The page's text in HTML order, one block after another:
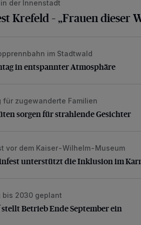
der Innenstadt
Krefeld – „Frauen dieser
in entspannter Atmosphäre
im Stadtwald
in entspannter Atmosphäre
sorgen für strahlende Gesichter
für zugewanderte Familien
sorgen für strahlende Gesichter
unterstützt die Inklusion im
vor dem Kaiser-Wilhelm-Museum
unterstützt die Inklusion im
Betrieb Ende September ein
2030 geplant
Betrieb Ende September ein